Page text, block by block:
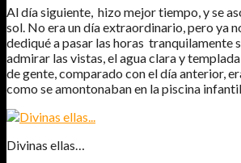
Al día siguiente, hizo mejor tiempo, y se
sol. No era un día extraordinario, pero ya
dediqué a pasar las horas tranquilamente
admirar las vistas, el agua clara y
de gente, comparado con el día anterior,
como se amontonaban en la piscina
Divinas ellas…